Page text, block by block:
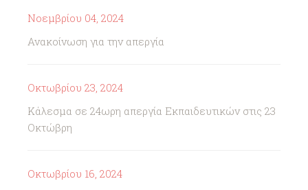
Νοεμβρίου 04, 2024
Ανακοίνωση για την απεργία
Οκτωβρίου 23, 2024
Κάλεσμα σε 24ωρη απεργία Εκπαιδευτικών στις 23
Οκτώβρη
Οκτωβρίου 16, 2024